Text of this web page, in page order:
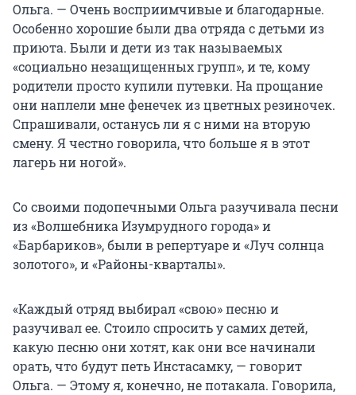
Ольга. — Очень восприимчивые и благодарные.
Особенно хорошие были два отряда с детьми из
приюта. Были и дети из так называемых
«социально незащищенных групп», и те, кому
родители просто купили путевки. На прощание
они наплели мне фенечек из цветных резиночек.
Спрашивали, останусь ли я с ними на вторую
смену. Я честно говорила, что больше я в этот
лагерь ни ногой».
Со своими подопечными Ольга разучивала песни
из «Волшебника Изумрудного города» и
«Барбариков», были в репертуаре и «Луч солнца
золотого», и «Районы-кварталы».
«Каждый отряд выбирал «свою» песню и
разучивал ее. Стоило спросить у самих детей,
какую песню они хотят, как они все начинали
орать, что будут петь Инстасамку, — говорит
Ольга. — Этому я, конечно, не потакала. Говорила,